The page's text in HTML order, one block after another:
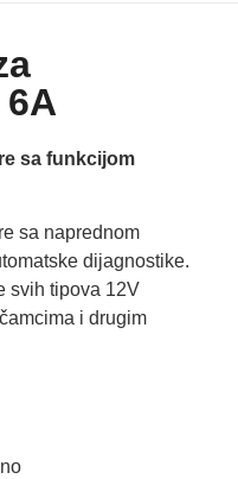
sa funkcijom
sa naprednom
dijagnostike.
svih tipova 12V
i drugim